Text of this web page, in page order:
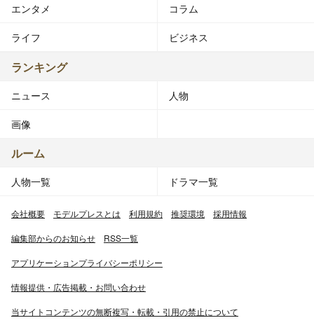
エンタメ コラム
ライフ ビジネス
ランキング
ニュース 人物
画像
ルーム
人物一覧 ドラマ一覧
会社概要 モデルプレスとは 利用規約 推奨環境 採用情報
編集部からのお知らせ RSS一覧
アプリケーションプライバシーポリシー
情報提供・広告掲載・お問い合わせ
当サイトコンテンツの無断複写・転載・引用の禁止について